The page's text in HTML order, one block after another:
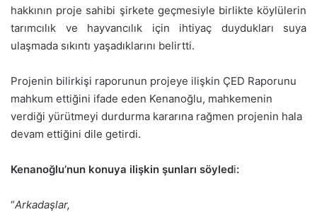
hakkının proje sahibi şirkete geçmesiyle birlikte köylülerin
tarımcılık ve hayvancılık için ihtiyaç duydukları suya
ulaşmada sıkıntı yaşadıklarını belirtti.
Projenin bilirkişi raporunun projeye ilişkin ÇED Raporunu
mahkum ettiğini ifade eden Kenanoğlu, mahkemenin
verdiği yürütmeyi durdurma kararına rağmen projenin hala
devam ettiğini dile getirdi.
Kenanoğlu’nun konuya ilişkin şunları söyledi:
“Arkadaşlar,